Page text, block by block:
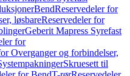
BendReservedeler for
løsbareReservedeler for
Geberit Mapress Syrefast
for
Overganger og forbindelser,
Skruesett til